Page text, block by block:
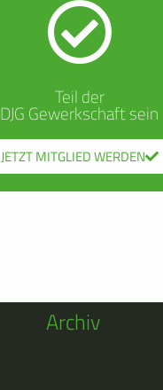
Teil der
DJG Gewerkschaft sein
JETZT MITGLIED WERDEN
Archiv